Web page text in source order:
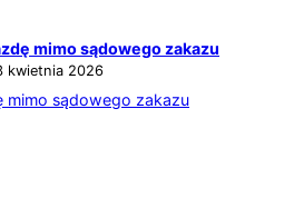
mimo sądowego zakazu
kwietnia 2026